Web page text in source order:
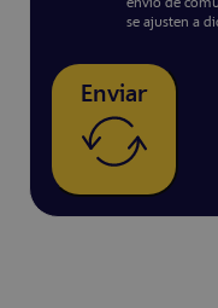
se ajusten a
Enviar